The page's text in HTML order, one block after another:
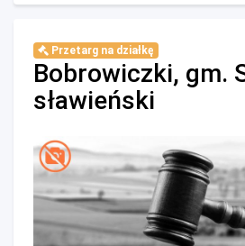
Przetarg na działkę
Bobrowiczki, gm.
sławieński